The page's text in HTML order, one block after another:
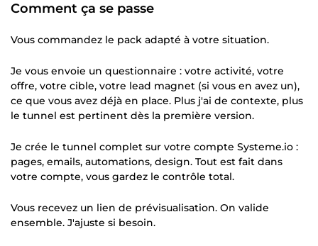
Comment ça se passe
Vous commandez le pack adapté à votre situation.
Je vous envoie un questionnaire : votre activité, votre
offre, votre cible, votre lead magnet (si vous en avez un),
ce que vous avez déjà en place. Plus j'ai de contexte, plus
le tunnel est pertinent dès la première version.
Je crée le tunnel complet sur votre compte Systeme.io :
pages, emails, automations, design. Tout est fait dans
votre compte, vous gardez le contrôle total.
Vous recevez un lien de prévisualisation. On valide
ensemble. J'ajuste si besoin.